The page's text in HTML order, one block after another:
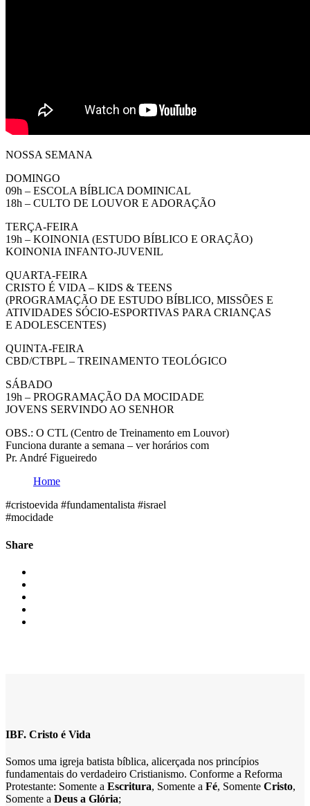
NOSSA SEMANA
DOMINGO
09h – ESCOLA BÍBLICA DOMINICAL
18h – CULTO DE LOUVOR E ADORAÇÃO
TERÇA-FEIRA
19h – KOINONIA (ESTUDO BÍBLICO E ORAÇÃO)
KOINONIA INFANTO-JUVENIL
QUARTA-FEIRA
CRISTO É VIDA – KIDS & TEENS
(PROGRAMAÇÃO DE ESTUDO BÍBLICO, MISSÕES E
ATIVIDADES SÓCIO-ESPORTIVAS PARA CRIANÇAS
E ADOLESCENTES)
QUINTA-FEIRA
CBD/CTBPL – TREINAMENTO TEOLÓGICO
SÁBADO
19h – PROGRAMAÇÃO DA MOCIDADE
JOVENS SERVINDO AO SENHOR
OBS.: O CTL (Centro de Treinamento em Louvor)
Funciona durante a semana – ver horários com
Pr. André Figueiredo
Home
#cristoevida #fundamentalista #israel
#mocidade
Share
IBF. Cristo é Vida
Somos uma igreja batista bíblica, alicerçada nos princípios
fundamentais do verdadeiro Cristianismo. Conforme a Reforma
Protestante: Somente a Escritura, Somente a Fé, Somente Cristo,
Somente a Deus a Glória;